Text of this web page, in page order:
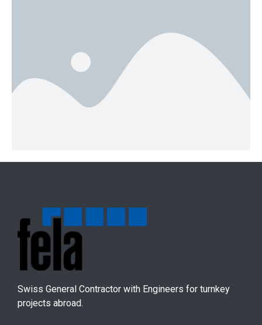
Swiss General Contractor with Engineers for turnkey
projects abroad.